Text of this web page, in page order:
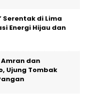
Serentak di Lima
Energi Hijau dan
dan
Ujung Tombak